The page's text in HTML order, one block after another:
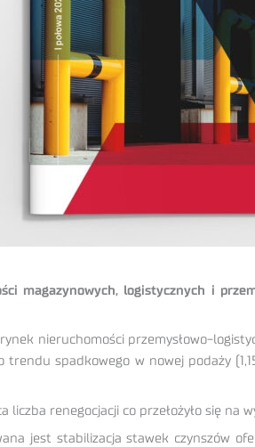
magazynowych, logistycznych i
nieruchomości przemysłowo-
trendu spadkowego w nowej podaży
liczba renegocjacji co przełożyło się
jest stabilizacja stawek czynszów